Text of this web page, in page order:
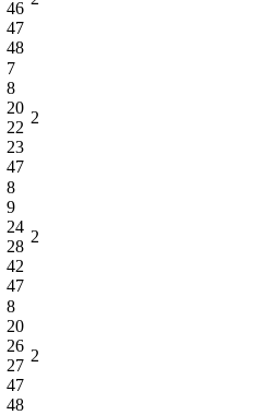
46
47
48
7
8
20
22
23
47
2
8
9
24
28
42
47
2
8
20
26
27
47
48
2